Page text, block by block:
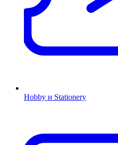
Hobby и Stationery